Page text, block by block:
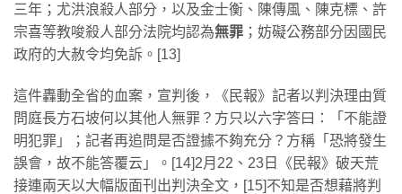
三年；尤洪浪殺人部分，以及金士衡、陳傳風、陳克標、許
宗喜等教唆殺人部分法院均認為無罪 ；妨礙公務部分因國民
政府的大赦令均免訴。[13]
這件轟動全省的血案，宣判後，《民報》記者以判決理由質
問庭長方石坡何以其他人無罪？方只以六字答曰：「不能證
明犯罪」；記者再追問是否證據不夠充分？方稱「恐將發生
誤會，故不能答覆云」。[14]2月22、23日《民報》破天荒
接連兩天以大幅版面刊出判決全文，[15]不知是否想藉將判